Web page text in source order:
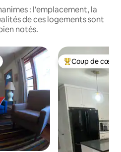
: l'emplacement, la
de ces logements sont
notés.
Coup de cœur
Coup de cœur